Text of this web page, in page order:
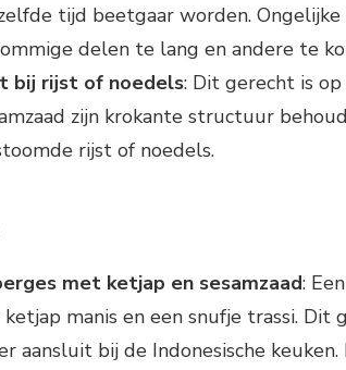
tijd beetgaar worden.
delen te lang en andere te
bij rijst of noedels: Dit gerecht is
zijn krokante structuur
rijst of noedels.
met ketjap en sesamzaad:
manis en een snufje trassi. Dit
aansluit bij de Indonesische